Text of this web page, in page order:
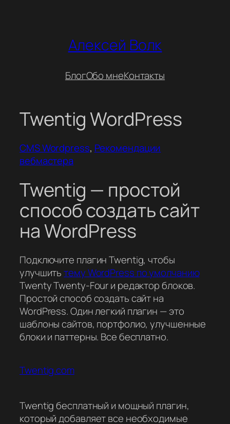
Алексей Волк
БлогОбо мнеКонтакты
Twentig WordPress
CMS Wordpress, Рекомендации
вебмастера
Twentig — простой
способ создать сайт
на WordPress
Подключите плагин Twentig, чтобы
улучшитьтему WordPress по умолчанию
Twenty Twenty-Four и редактор блоков.
Простой способ создать сайт на
WordPress. Один легкий плагин — это
шаблоны сайтов, портфолио, улучшенные
блоки и паттерны. Все бесплатно.
Twentig.com
Twentig бесплатный и мощный плагин,
который добавляет все необходимые